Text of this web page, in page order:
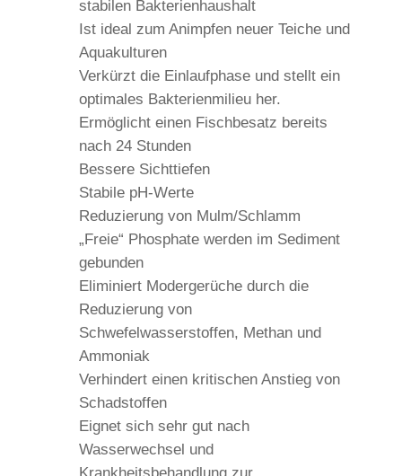
stabilen Bakterienhaushalt
Ist ideal zum Animpfen neuer Teiche und
Aquakulturen
Verkürzt die Einlaufphase und stellt ein
optimales Bakterienmilieu her.
Ermöglicht einen Fischbesatz bereits
nach 24 Stunden
Bessere Sichttiefen
Stabile pH-Werte
Reduzierung von Mulm/Schlamm
„Freie“ Phosphate werden im Sediment
gebunden
Eliminiert Modergerüche durch die
Reduzierung von
Schwefelwasserstoffen, Methan und
Ammoniak
Verhindert einen kritischen Anstieg von
Schadstoffen
Eignet sich sehr gut nach
Wasserwechsel und